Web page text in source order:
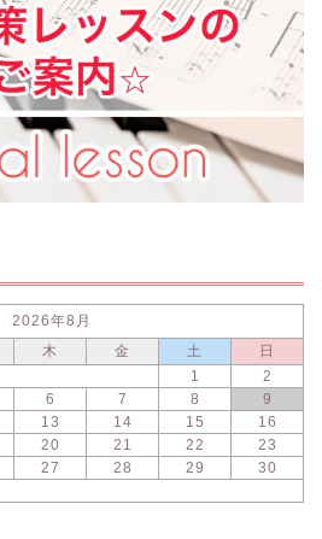
2026年8月
木 金 土
日
1
2
6 7 8
9
13 14 15
16
20 21 22
23
27 28 29
30